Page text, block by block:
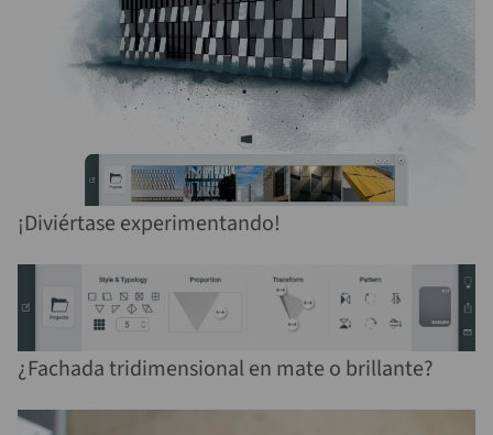
¡Diviértase experimentando!
¿Fachada tridimensional en mate o brillante?